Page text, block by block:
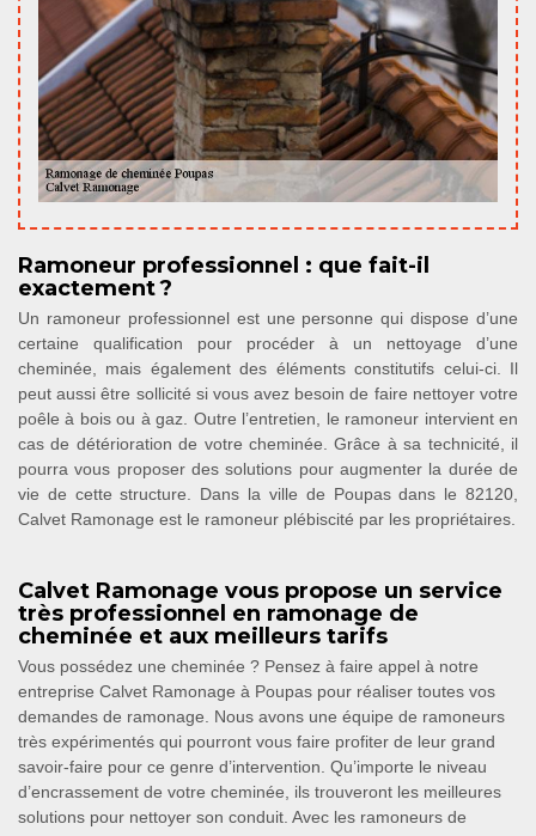
Ramoneur professionnel : que fait-il
exactement ?
Un ramoneur professionnel est une personne qui dispose d’une
certaine qualification pour procéder à un nettoyage d’une
cheminée, mais également des éléments constitutifs celui-ci. Il
peut aussi être sollicité si vous avez besoin de faire nettoyer votre
poêle à bois ou à gaz. Outre l’entretien, le ramoneur intervient en
cas de détérioration de votre cheminée. Grâce à sa technicité, il
pourra vous proposer des solutions pour augmenter la durée de
vie de cette structure. Dans la ville de Poupas dans le 82120,
Calvet Ramonage est le ramoneur plébiscité par les propriétaires.
Calvet Ramonage vous propose un service
très professionnel en ramonage de
cheminée et aux meilleurs tarifs
Vous possédez une cheminée ? Pensez à faire appel à notre
entreprise Calvet Ramonage à Poupas pour réaliser toutes vos
demandes de ramonage. Nous avons une équipe de ramoneurs
très expérimentés qui pourront vous faire profiter de leur grand
savoir-faire pour ce genre d’intervention. Qu’importe le niveau
d’encrassement de votre cheminée, ils trouveront les meilleures
solutions pour nettoyer son conduit. Avec les ramoneurs de